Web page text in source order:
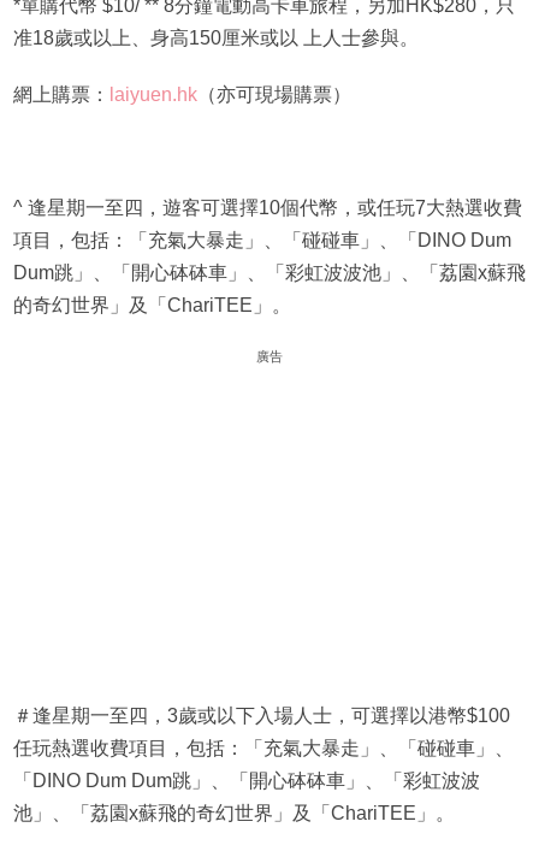
*單購代幣 $10/ ** 8分鐘電動高卡車旅程，另加HK$280，只
准18歲或以上、身高150厘米或以 上人士參與。
網上購票： laiyuen.hk（亦可現場購票）
^ 逢星期一至四，遊客可選擇10個代幣，或任玩7大熱選收費
項目，包括：「充氣大暴走」、「碰碰車」、「DINO Dum
Dum跳」、「開心砵砵車」、「彩虹波波池」、「荔園x蘇飛
的奇幻世界」及「ChariTEE」。
廣告
＃逢星期一至四，3歲或以下入場人士，可選擇以港幣$100
任玩熱選收費項目，包括：「充氣大暴走」、「碰碰車」、
「DINO Dum Dum跳」、「開心砵砵車」、「彩虹波波
池」、「荔園x蘇飛的奇幻世界」及「ChariTEE」。